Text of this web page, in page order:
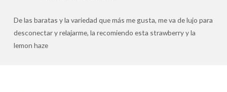
De las baratas y la variedad que más me gusta, me va de lujo para
desconectar y relajarme, la recomiendo esta strawberry y la
lemon haze